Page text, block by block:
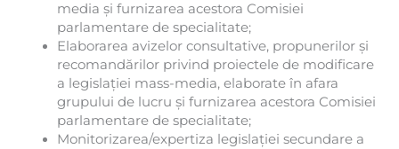
media și furnizarea acestora Comisiei
parlamentare de specialitate;
Elaborarea avizelor consultative, propunerilor și
recomandărilor privind proiectele de modificare
a legislației mass-media, elaborate în afara
grupului de lucru și furnizarea acestora Comisiei
parlamentare de specialitate;
Monitorizarea/expertiza legislației secundare a